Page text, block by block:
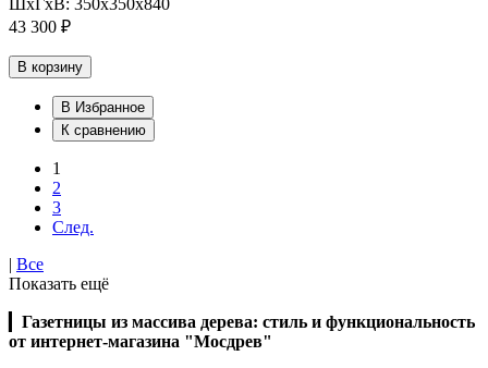
ШхГхВ: 350х350х840
43 300 ₽
В корзину
В Избранное
К сравнению
1
2
3
След.
| Все
Показать ещё
Газетницы из массива дерева: стиль и функциональность
от интернет-магазина "Мосдрев"